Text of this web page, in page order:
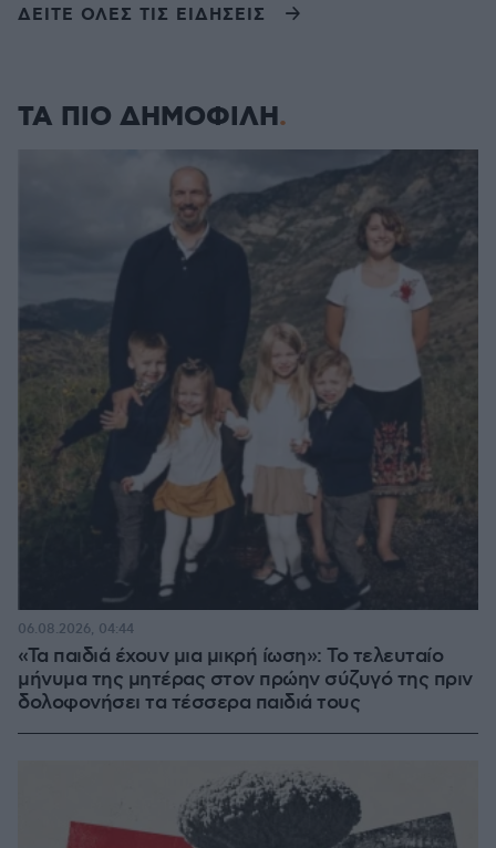
ΔΕΙΤΕ ΟΛΕΣ ΤΙΣ ΕΙΔΗΣΕΙΣ
ΤΑ ΠΙΟ ΔΗΜΟΦΙΛΗ
«Τα παιδιά έχουν μια μικρή ίωση»: Το τελευταίο
μήνυμα της μητέρας στον πρώην σύζυγό της πριν
δολοφονήσει τα τέσσερα παιδιά τους
06.08.2026, 04:44